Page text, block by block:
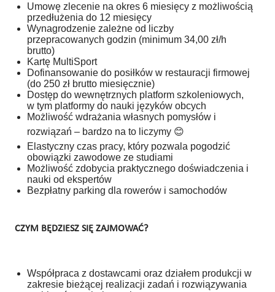
Umowę zlecenie na okres 6 miesięcy z możliwością
przedłużenia do 12 miesięcy
Wynagrodzenie zależne od liczby
przepracowanych godzin (minimum 34,00 zł/h
brutto)
Kartę MultiSport
Dofinansowanie do posiłków w restauracji firmowej
(do 250 zł brutto miesięcznie)
Dostęp do wewnętrznych platform szkoleniowych,
w tym platformy do nauki języków obcych
Możliwość wdrażania własnych pomysłów i
rozwiązań – bardzo na to liczymy 😊
Elastyczny czas pracy, który pozwala pogodzić
obowiązki zawodowe ze studiami
Możliwość zdobycia praktycznego doświadczenia i
nauki od ekspertów
Bezpłatny parking dla rowerów i samochodów
CZYM BĘDZIESZ SIĘ ZAJMOWAĆ?
Współpraca z dostawcami oraz działem produkcji w
zakresie bieżącej realizacji zadań i rozwiązywania